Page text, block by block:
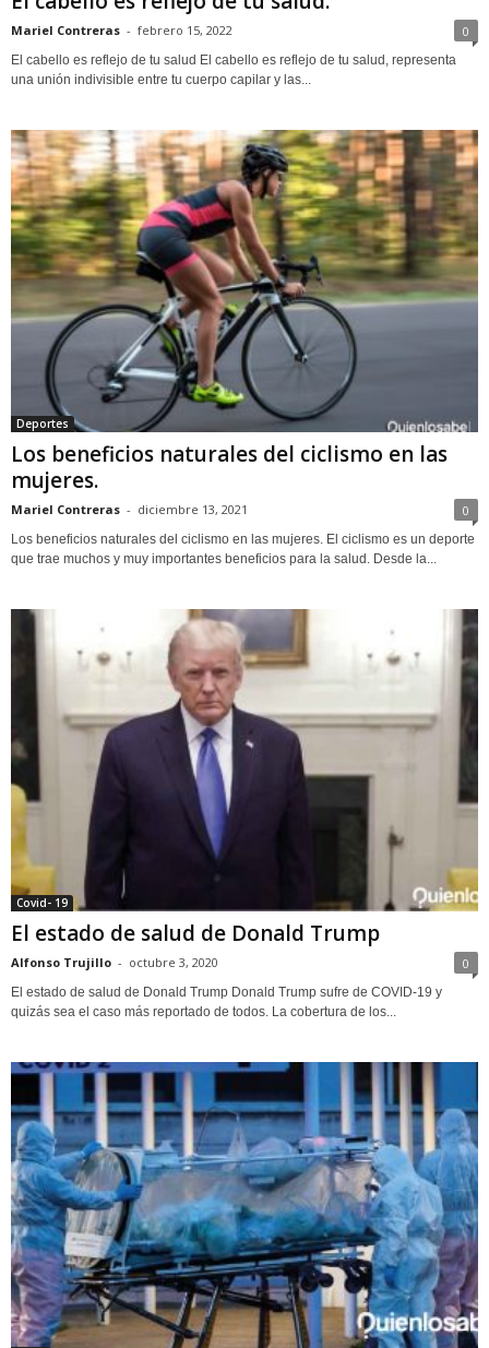
Mariel Contreras - febrero 15, 2022 0
El cabello es reflejo de tu salud El cabello es reflejo de tu salud, representa
una unión indivisible entre tu cuerpo capilar y las...
Deportes
Los beneficios naturales del ciclismo en las
mujeres.
Mariel Contreras - diciembre 13, 2021 0
Los beneficios naturales del ciclismo en las mujeres. El ciclismo es un deporte
que trae muchos y muy importantes beneficios para la salud. Desde la...
Covid- 19
El estado de salud de Donald Trump
Alfonso Trujillo - octubre 3, 2020 0
El estado de salud de Donald Trump Donald Trump sufre de COVID-19 y
quizás sea el caso más reportado de todos. La cobertura de los...